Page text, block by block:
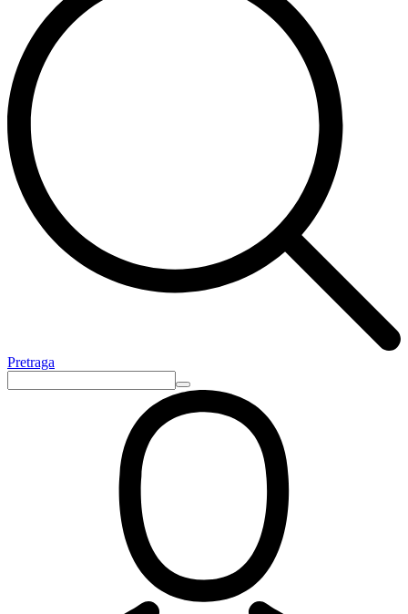
Pretraga